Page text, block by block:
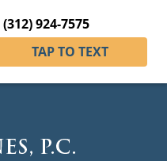
(312) 924-7575
TAP TO TEXT